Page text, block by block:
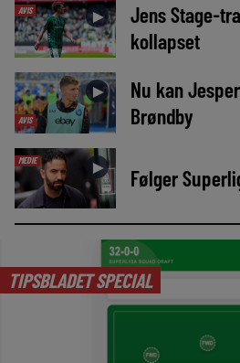
AVIS ►
Jens Stage-
kollapset
AVIS
►
Nu kan
Brøndby
MEDIE ► Følger
TIPSBLADET SPECIAL